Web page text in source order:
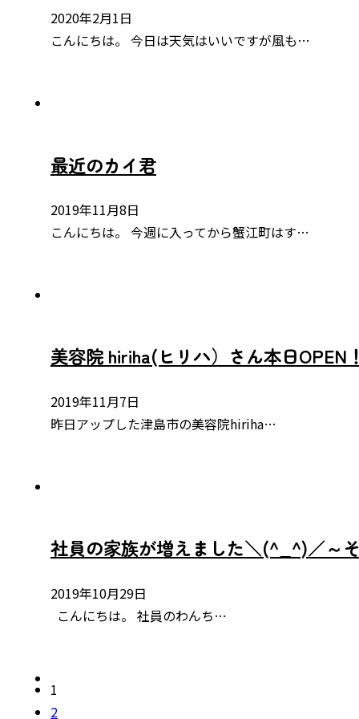
2020年2月1日
こんにちは。 今日は天気はいいですが風も…
最近のカイ君
2019年11月8日
こんにちは。 今週に入ってから蟹江町はす…
美容院 hiriha(ヒリハ）さん本日OPEN
2019年11月7日
昨日アップした津島市の美容院hiriha…
社員の家族が増えました＼(^_^)／～
2019年10月29日
こんにちは。 社員のわんち…
1
2